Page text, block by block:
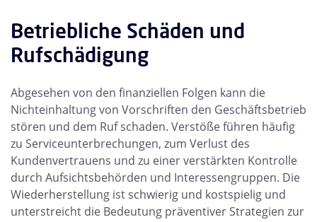
Betriebliche Schäden und
Rufschädigung
Abgesehen von den finanziellen Folgen kann die
Nichteinhaltung von Vorschriften den Geschäftsbetrieb
stören und dem Ruf schaden. Verstöße führen häufig
zu Serviceunterbrechungen, zum Verlust des
Kundenvertrauens und zu einer verstärkten Kontrolle
durch Aufsichtsbehörden und Interessengruppen. Die
Wiederherstellung ist schwierig und kostspielig und
unterstreicht die Bedeutung präventiver Strategien zur